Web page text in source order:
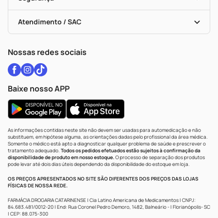
Troca E Devolução
Bulas De A A Z
Políticas De Marketplace
Testes Rápidos
Autoteste Covid-19
Vacinas
Certificado De Segurança
Portal Da Privacidade
Atendimento / SAC
WhatsApp (47) 9202-1687
Nossas redes sociais
Baixe nosso APP
As informações contidas neste site não devem ser usadas para automedicação e não
substituem, em hipótese alguma, as orientações dadas pelo profissional da área médica.
Somente o médico está apto a diagnosticar qualquer problema de saúde e prescrever o
tratamento adequado. Todos os pedidos efetuados estão sujeitos à confirmação da
disponibilidade de produto em nosso estoque.O processo de separação dos produtos
pode levar até dois dias úteis dependendo da disponibilidade do estoque em loja.
OS PREÇOS APRESENTADOS NO SITE SÃO DIFERENTES DOS PREÇOS DAS LOJAS
FÍSICAS DE NOSSA REDE.
FARMÁCIA DROGARIA CATARINENSE | Cia Latino Americana de Medicamentos | CNPJ:
84.683.481/0012-20 | End: Rua Coronel Pedro Demoro, 1482, Balneário - | Florianópolis- SC
| CEP: 88.075-300